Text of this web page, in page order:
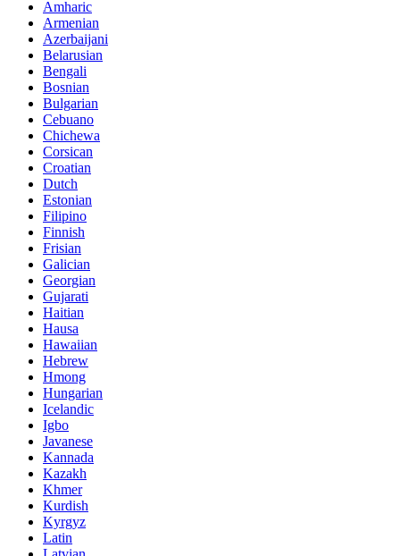
Amharic
Armenian
Azerbaijani
Belarusian
Bengali
Bosnian
Bulgarian
Cebuano
Chichewa
Corsican
Croatian
Dutch
Estonian
Filipino
Finnish
Frisian
Galician
Georgian
Gujarati
Haitian
Hausa
Hawaiian
Hebrew
Hmong
Hungarian
Icelandic
Igbo
Javanese
Kannada
Kazakh
Khmer
Kurdish
Kyrgyz
Latin